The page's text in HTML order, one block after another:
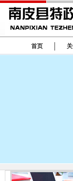
首页